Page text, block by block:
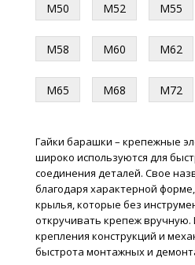
М50 М52 М55
М58 М60 М62
М65 М68 М72
Гайки барашки – крепежные
широко используются для
соединения деталей. Свое
благодаря характерной
крылья, которые без
откручивать крепеж вручную.
крепления конструкций и
быстрота монтажных и